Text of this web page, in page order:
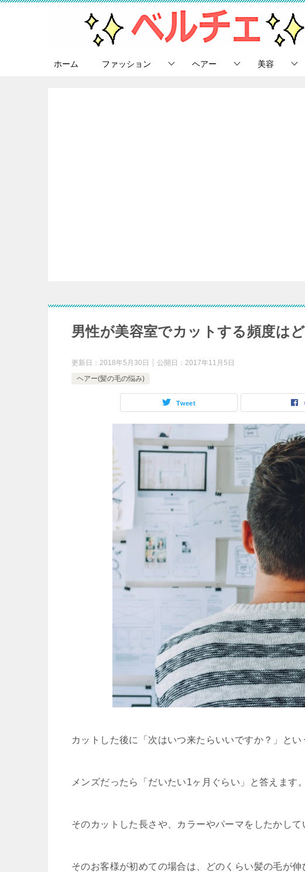
ホーム ファッション ヘアー 美容
男性が美容室でカットする頻度は
更新日： 2018年5月30日 公開日： 2017年11月5日
ヘアー(髪の毛の悩み)
Tweet
カットした後に「次はいつ来たらいいですか？」とい
メンズだったら「だいたい1ヶ月ぐらい」と答えます。
そのカットした長さや、カラーやパーマをしたかし
そのお客様が初めての場合は、どのくらい髪の毛が